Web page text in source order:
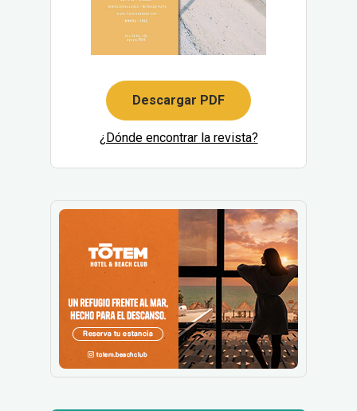
Descargar PDF
¿Dónde encontrar la revista?